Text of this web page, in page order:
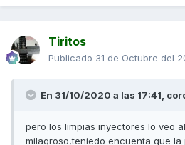
Tiritos
Publicado 31 de Octubre del
En 31/10/2020 a las 17:41,
pero los limpias inyectores lo veo
milagroso,teniedo encuenta que la